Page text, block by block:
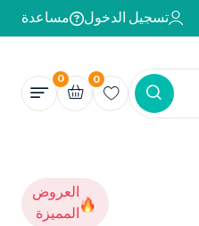
تسجيل الدخول مساعدة
0
0
العروض
المميزة